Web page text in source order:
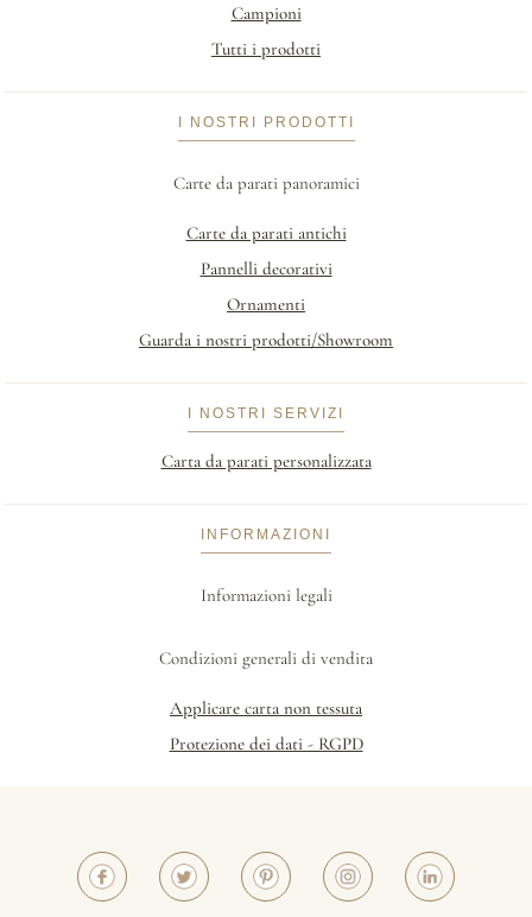
Campioni
Tutti i prodotti
I NOSTRI PRODOTTI
Carte da parati panoramici
Carte da parati antichi
Pannelli decorativi
Ornamenti
Guarda i nostri prodotti/Showroom
I NOSTRI SERVIZI
Carta da parati personalizzata
INFORMAZIONI
Informazioni legali
Condizioni generali di vendita
Applicare carta non tessuta
Protezione dei dati - RGPD